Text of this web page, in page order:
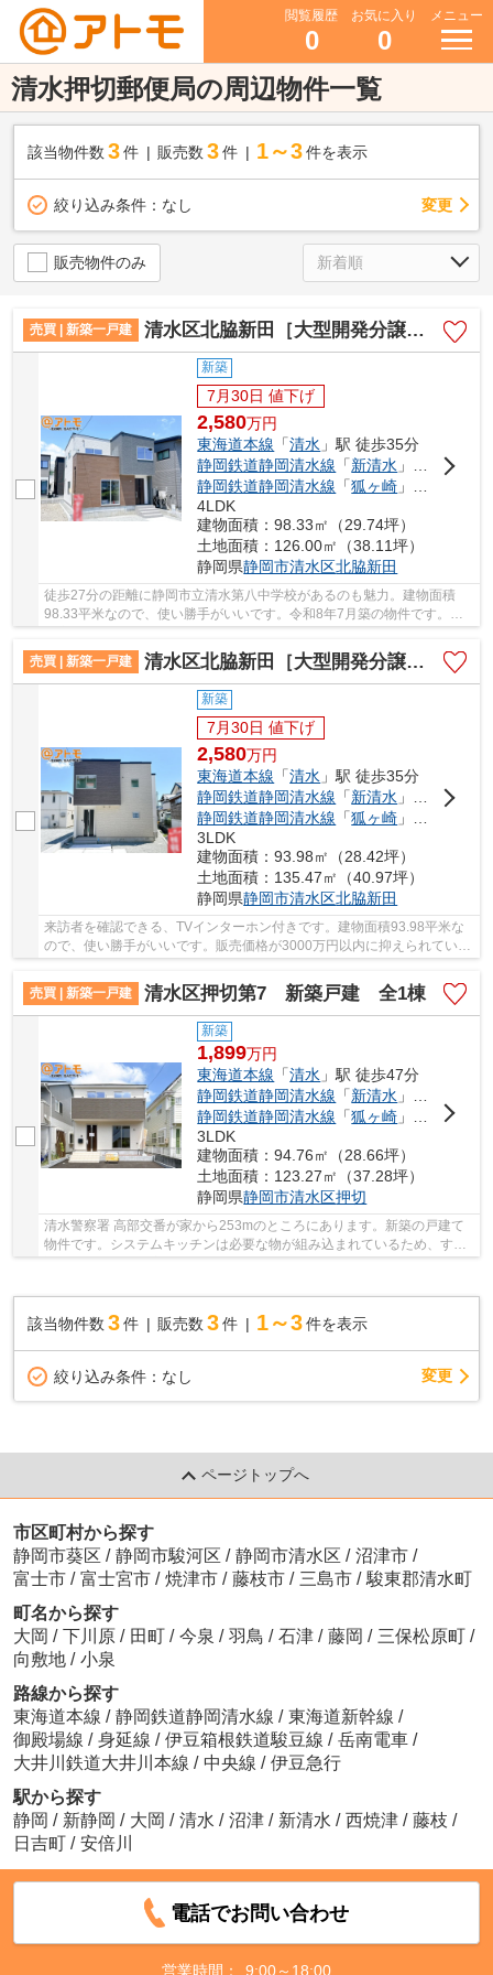
閲覧履歴
0
お気に入り
0
メニュー
清水押切郵便局の周辺物件一覧
該当物件数 3件 販売数 3 件 1～3 件を表示
絞り込み条件： なし 変更
販売物件のみ
売買 | 新築一戸建 清水区北脇新田［大型開発分譲地］ 新築戸建 10号棟
新築
7月30日 値下げ
2,580万円
東海道本線 「清水 」駅 徒歩35分
静岡鉄道静岡清水線 「新清水 」駅 徒歩38分
静岡鉄道静岡清水線 「狐ヶ崎 」駅 徒歩28分
4LDK
建物面積：98.33㎡（29.74坪）
土地面積：126.00㎡（38.11坪）
静岡県静岡市清水区北脇新田
徒歩27分の距離に静岡市立清水第八中学校があるのも魅力。建物面積
98.33平米なので、使い勝手がいいです。令和8年7月築の物件です。静
売買 | 新築一戸建
清水区北脇新田［大型開発分譲地］ 新築戸建 22号棟
新築
7月30日 値下げ
2,580万円
東海道本線 「清水 」駅 徒歩35分
静岡鉄道静岡清水線 「新清水 」駅 徒歩38分
静岡鉄道静岡清水線 「狐ヶ崎 」駅 徒歩28分
3LDK
建物面積：93.98㎡（28.42坪）
土地面積：135.47㎡（40.97坪）
静岡県静岡市清水区北脇新田
来訪者を確認できる、TVインターホン付きです。建物面積93.98平米な
ので、使い勝手がいいです。販売価格が3000万円以内に抑えられていま
売買 | 新築一戸建
清水区押切第7 新築戸建 全1棟
新築
1,899万円
東海道本線 「清水 」駅 徒歩47分
静岡鉄道静岡清水線 「新清水 」駅 徒歩50分
静岡鉄道静岡清水線 「狐ヶ崎 」駅 徒歩28分
3LDK
建物面積：94.76㎡（28.66坪）
土地面積：123.27㎡（37.28坪）
静岡県静岡市清水区押切
清水警察署 高部交番が家から253mのところにあります。新築の戸建て
物件です。システムキッチンは必要な物が組み込まれているため、すぐ
該当物件数 3件 販売数 3 件 1～3 件を表示
絞り込み条件： なし 変更
ページトップへ
市区町村から探す
静岡市葵区 / 静岡市駿河区 / 静岡市清水区 / 沼津市 /
富士市 / 富士宮市 / 焼津市 / 藤枝市 / 三島市 / 駿東郡清水町
町名から探す
大岡 / 下川原 / 田町 / 今泉 / 羽鳥 / 石津 / 藤岡 / 三保松原町 /
向敷地 / 小泉
路線から探す
東海道本線 / 静岡鉄道静岡清水線 / 東海道新幹線 /
御殿場線 / 身延線 / 伊豆箱根鉄道駿豆線 / 岳南電車 /
大井川鉄道大井川本線 / 中央線 / 伊豆急行
駅から探す
静岡 / 新静岡 / 大岡 / 清水 / 沼津 / 新清水 / 西焼津 / 藤枝 /
日吉町
/ 安倍川
電話でお問い合わせ
営業時間： 9:00～18:00